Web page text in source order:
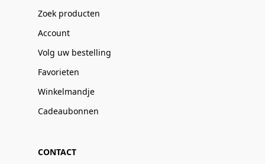
Zoek producten
Account
Volg uw bestelling
Favorieten
Winkelmandje
Cadeaubonnen
CONTACT